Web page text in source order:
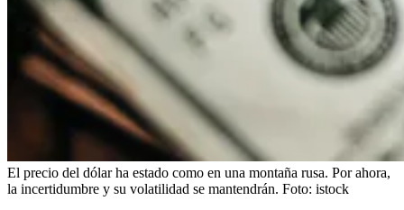
El precio del dólar ha estado como en una montaña rusa. Por ahora,
la incertidumbre y su volatilidad se mantendrán. Foto: istock